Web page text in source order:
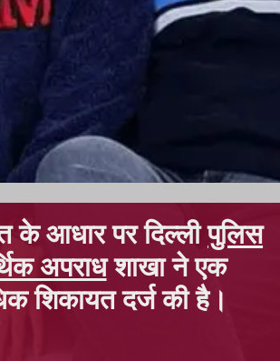
के आधार पर दिल्लीपुलिस
अपराधशाखा ने एक
शिकायत दर्ज की है।